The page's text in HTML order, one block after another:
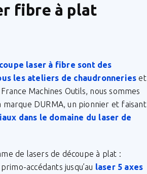
fibre à plat
laser à fibre sont des
les ateliers de chaudronneries et
Machines Outils, nous sommes
DURMA, un pionnier et faisant
dans le domaine du laser de
de lasers de découpe à plat :
accédants jusqu’au laser 5 axes